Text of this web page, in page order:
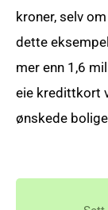
kroner, selv
dette
mer enn 1,6
eie kredittkort
ønskede